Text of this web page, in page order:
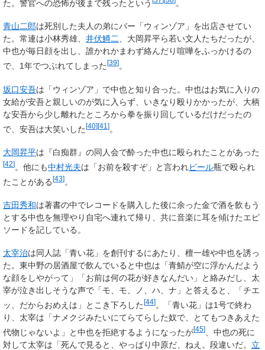
た。警官への恐怖が後まで残ったという
。
青山二郎は死別した夫人の弟にバー「ウィンゾア」を出店させてい
た。常連は小林秀雄、 井伏鱒二、大岡昇平ら若い文人たちだったが、
中也が毎日顔を出し、誰かれかまわず絡んだり喧嘩をふっかけるの
で、1年でつぶれてしまった [39] 。
坂口安吾は「ウィンゾア」で中也と知り合った。中也はお気に入りの
女給が安吾と親しいのが気に入らず、いきなり殴りかかったが、大柄
な安吾から少し離れたところから拳を振り回しているだけだったの
で、安吾は大笑いした[40][41 ]。
大岡昇平は『白痴群』の同人会で酔った中也に殴られたことがあった
[42]。他にも中村光夫は「お前を殺すぞ」と言われビール瓶で殴られ
たことがある[43]。
吉田秀和は著書の中でレコードを購入した後に余った金で酒を飲もう
とする中也を無理やり自宅へ連れて帰り、共に音楽に耳を傾けたエピ
ソードを記している。
太宰治は同人誌「青い花」を創刊するにあたり、檀一雄や中也を誘っ
た。東中野の居酒屋で飲んでいると中也は「青鯖が空に浮かんだよう
な顔をしやがって」「お前は何の花が好きなんだい」と絡みだし、太
宰が泣き出しそうな声で「モ、モ、ノ、ハ、ナ」と答えると、「チエ
ッ、だからおめえは」とこき下ろした [44] 。「青い花」は1号で終わ
り、太宰は「ナメクジみたいにてらてらした奴で、とてもつきあえた
代物じゃないよ」と中也を拒絶するようになったが[45]
、中也の死に
対して太宰は「死んで見ると、やっぱり中原だ、ねえ。段違いだ。 立